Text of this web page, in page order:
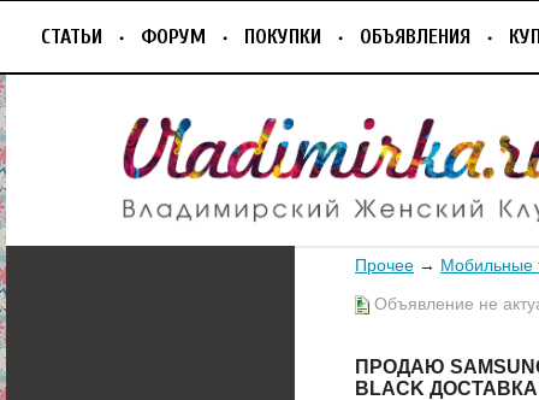
СТАТЬИ ФОРУМ ПОКУПКИ ОБЪЯВЛЕНИЯ
Прочее → Мобильные
Объявление не
ПРОДАЮ
BLACK